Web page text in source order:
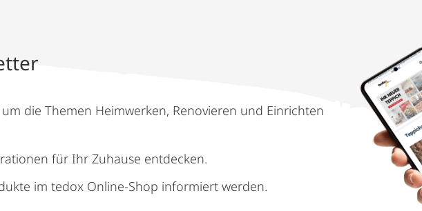
die Themen Heimwerken, Renovieren und Einrichten
für Ihr Zuhause entdecken.
im tedox Online-Shop informiert werden.